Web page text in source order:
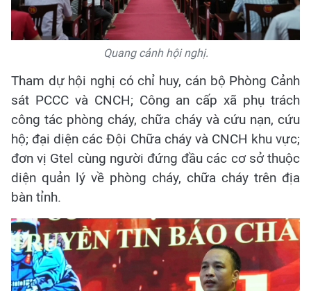
Quang cảnh hội nghị.
Tham dự hội nghị có chỉ huy, cán bộ Phòng Cảnh
sát PCCC và CNCH; Công an cấp xã phụ trách
công tác phòng cháy, chữa cháy và cứu nạn, cứu
hộ; đại diện các Đội Chữa cháy và CNCH khu vực;
đơn vị Gtel cùng người đứng đầu các cơ sở thuộc
diện quản lý về phòng cháy, chữa cháy trên địa
bàn tỉnh.